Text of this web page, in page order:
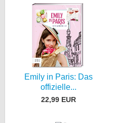
Emily in Paris: Das
offizielle...
22,99 EUR